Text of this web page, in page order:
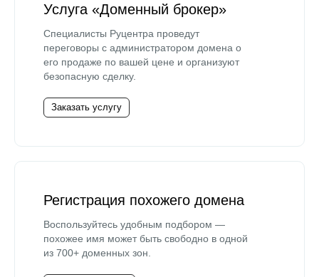
Услуга «Доменный брокер»
Специалисты Руцентра проведут
переговоры с администратором домена о
его продаже по вашей цене и организуют
безопасную сделку.
Заказать услугу
Регистрация похожего домена
Воспользуйтесь удобным подбором —
похожее имя может быть свободно в одной
из 700+ доменных зон.